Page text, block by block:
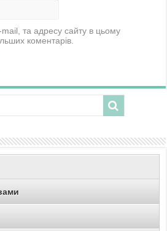
та адресу сайту в цьому
коментарів.